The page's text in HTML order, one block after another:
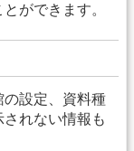
ができます。
設定、資料種
れない情報も